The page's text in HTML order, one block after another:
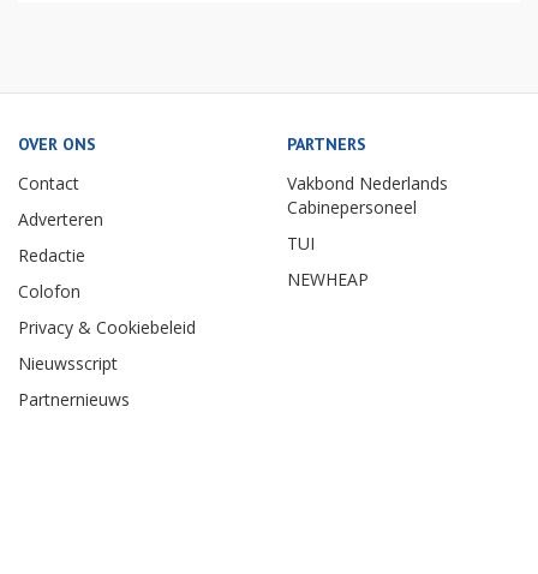
OVER ONS
Contact
Adverteren
Redactie
Colofon
Privacy & Cookiebeleid
Nieuwsscript
Partnernieuws
PARTNERS
Vakbond Nederlands
Cabinepersoneel
TUI
NEWHEAP